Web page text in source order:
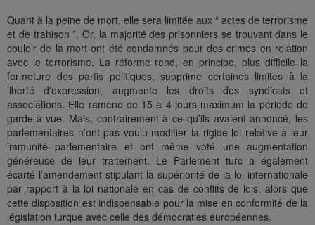
Quant à la peine de mort, elle sera limitée aux “ actes de terrorisme
et de trahison ”. Or, la majorité des prisonniers se trouvant dans le
couloir de la mort ont été condamnés pour des crimes en relation
avec le terrorisme. La réforme rend, en principe, plus difficile la
fermeture des partis politiques, supprime certaines limites à la
liberté d'expression, augmente les droits des syndicats et
associations. Elle ramène de 15 à 4 jours maximum la période de
garde-à-vue. Mais, contrairement à ce qu’ils avaient annoncé, les
parlementaires n’ont pas voulu modifier la rigide loi relative à leur
immunité parlementaire et ont même voté une augmentation
généreuse de leur traitement. Le Parlement turc a également
écarté l’amendement stipulant la supériorité de la loi internationale
par rapport à la loi nationale en cas de conflits de lois, alors que
cette disposition est indispensable pour la mise en conformité de la
législation turque avec celle des démocraties européennes.